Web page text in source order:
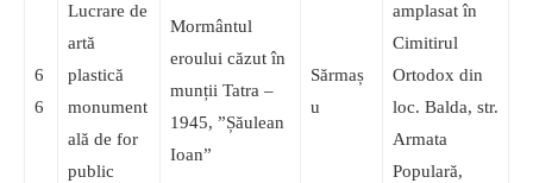
6
6
Lucrare de
artă
plastică
monument
ală de for
public
Mormântul
eroului căzut în
munții Tatra –
1945, ”Șăulean
Ioan”
Sărmaș
u
amplasat în
Cimitirul
Ortodox din
loc. Balda, str.
Armata
Populară,